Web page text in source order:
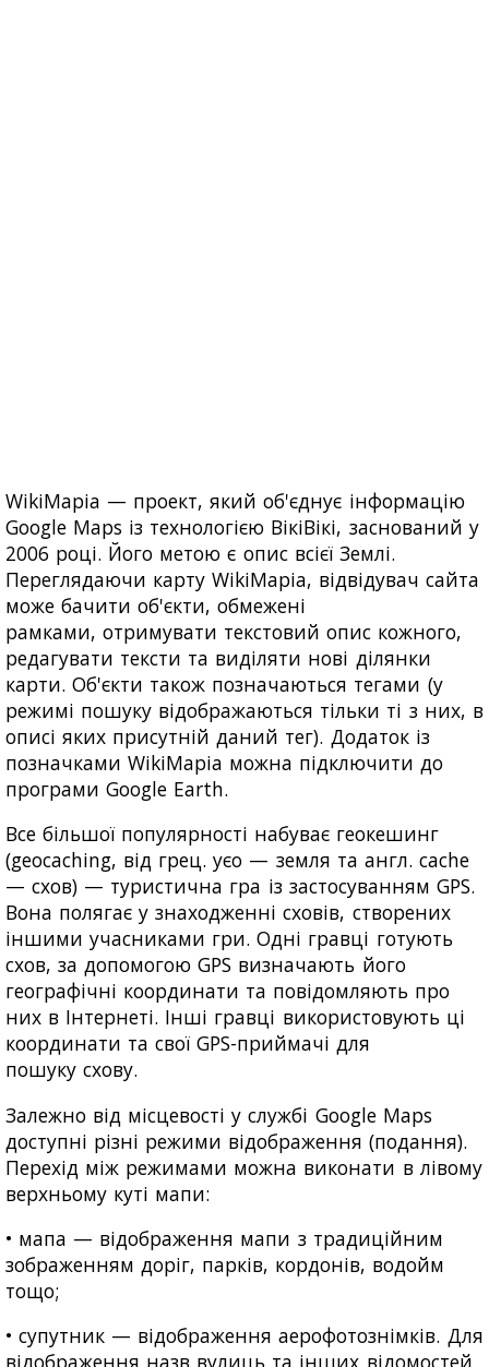
WikiMapia — проект, який об'єднує інформацію
Google Maps із технологією ВікіВікі, заснований у
2006 році. Його метою є опис всієї Землі.
Переглядаючи карту WikiMapia, відвідувач сайта
може бачити об'єкти, обмежені
рамками, отримувати текстовий опис кожного,
редагувати тексти та виділяти нові ділянки
карти. Об'єкти також позначаються тегами (у
режимі пошуку відображаються тільки ті з них, в
описі яких присутній даний тег). Додаток із
позначками WikiMapia можна підключити до
програми Google Earth.
Все більшої популярності набуває геокешинг
(geocaching, від грец. уєо — земля та англ. cache
— схов) — туристична гра із застосуванням GPS.
Вона полягає у знаходженні сховів, створених
іншими учасниками гри. Одні гравці готують
схов, за допомогою GPS визначають його
географічні координати та повідомляють про
них в Інтернеті. Інші гравці використовують ці
координати та свої GPS-приймачі для
пошуку схову.
Залежно від місцевості у службі Google Maps
доступні різні режими відображення (подання).
Перехід між режимами можна виконати в лівому
верхньому куті мапи:
• мапа — відображення мапи з традиційним
зображенням доріг, парків, кордонів, водойм
тощо;
• супутник — відображення аерофотознімків. Для